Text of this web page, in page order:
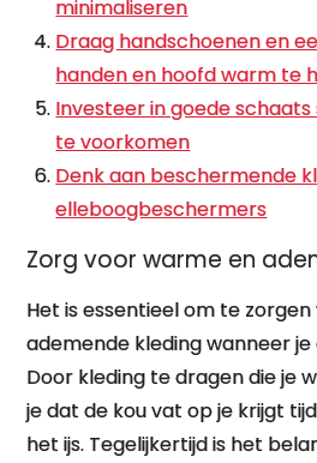
minimaliseren
Draag handschoenen en
handen en hoofd warm te
Investeer in goede
te voorkomen
Denk aan beschermende
elleboogbeschermers
Zorg voor warme en
Het is essentieel om te
ademende kleding wanneer
Door kleding te dragen die je
je dat de kou vat op je krijgt
het ijs. Tegelijkertijd is het